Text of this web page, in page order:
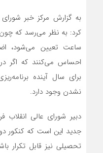
به گزارش مرکز خبر
کرد: به نظر می‌رسد که چون
ساعت تعیین می‌شود،
احساس می‌کنند که اگر
برای سال آینده
نشدن وجود دارد.
دبیر شورای عالی انقلاب
جدید این است که کنکور
تحصیلی نیز قابل تکرار